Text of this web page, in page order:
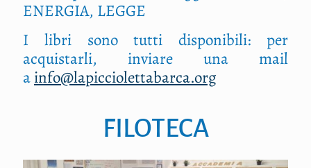
ENERGIA, LEGGE
I libri sono tutti disponibili: per
acquistarli, inviare una mail
ainfo@lapicciolettabarca.org
FILOTECA